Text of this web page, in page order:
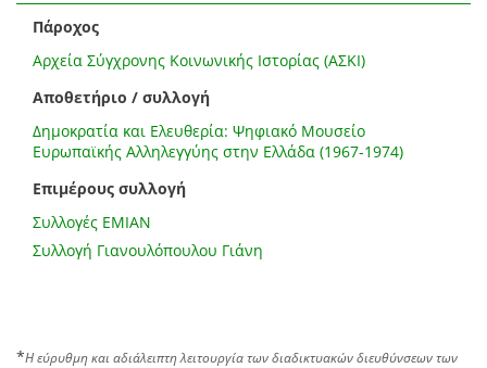
Πάροχος
Αρχεία Σύγχρονης Κοινωνικής Ιστορίας (ΑΣΚΙ)
Αποθετήριο / συλλογή
Δημοκρατία και Ελευθερία: Ψηφιακό Μουσείο
Ευρωπαϊκής Αλληλεγγύης στην Ελλάδα (1967-1974)
Επιμέρους συλλογή
Συλλογές ΕΜΙΑΝ
Συλλογή Γιανουλόπουλου Γιάνη
*Η εύρυθμη και αδιάλειπτη λειτουργία των διαδικτυακών διευθύνσεων των